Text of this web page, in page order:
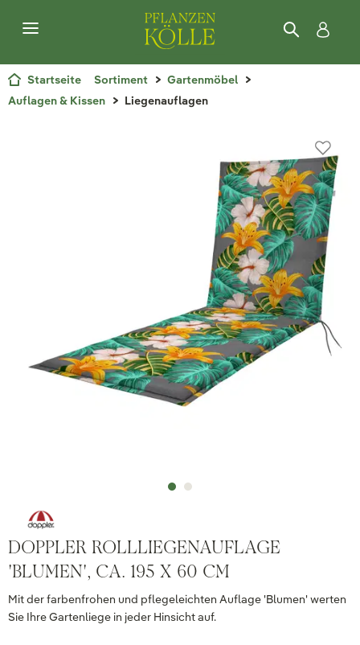
Startseite Sortiment
Gartenmöbel
Auflagen & Kissen
Liegenauflagen
DOPPLER ROLLLIEGENAUFLAGE
'BLUMEN', CA. 195 X 60 CM
Mit der farbenfrohen und pflegeleichten Auflage 'Blumen' werten
Sie Ihre Gartenliege in jeder Hinsicht auf.